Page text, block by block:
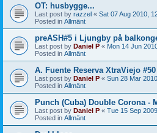
OT: husbygge...
Last post by razzel « Sat 07 Aug 2010,
Posted in Allmänt
preASH#5 i Ljungby på
Last post by Daniel P « Mon 14 Jun
Posted in Allmänt
A. Fuente Reserva XtraViejo
Last post by Daniel P « Sun 28 Mar
Posted in Allmänt
Punch (Cuba) Double Corona -
Last post by Daniel P « Tue 15 Sep
Posted in Allmänt